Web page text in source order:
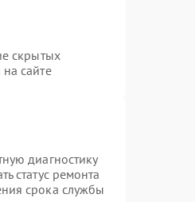
скрытых
сайте
диагностику
статус ремонта
срока службы